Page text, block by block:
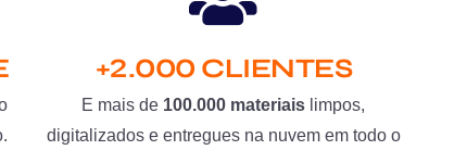
+2.000 CLIENTES
E mais de 100.000 materiais limpos,
digitalizados e entregues na nuvem em todo o